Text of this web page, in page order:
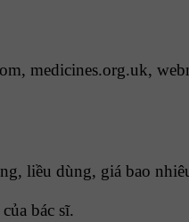
medicines.org.uk,
liều dùng, giá bao
bác sĩ.